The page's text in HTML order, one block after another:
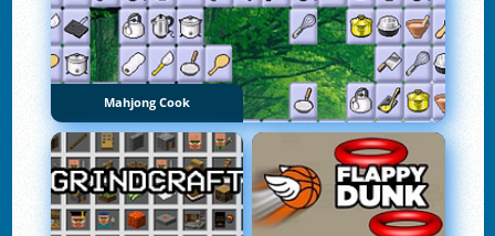
Mahjong Cook